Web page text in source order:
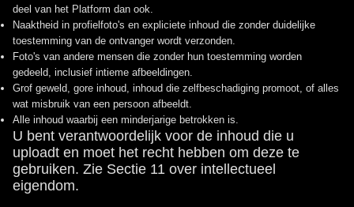
deel van het Platform dan ook.
Naaktheid in profielfoto's en expliciete inhoud die zonder duidelijke
toestemming van de ontvanger wordt verzonden.
Foto's van andere mensen die zonder hun toestemming worden
gedeeld, inclusief intieme afbeeldingen.
Grof geweld, gore inhoud, inhoud die zelfbeschadiging promoot, of alles
wat misbruik van een persoon afbeeldt.
Alle inhoud waarbij een minderjarige betrokken is.
U bent verantwoordelijk voor de inhoud die u
uploadt en moet het recht hebben om deze te
gebruiken. Zie Sectie 11 over intellectueel
eigendom.